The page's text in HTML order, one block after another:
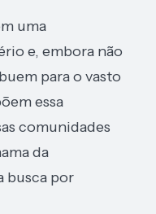
uma
e, embora não
para o vasto
essa
comunidades
da
busca por